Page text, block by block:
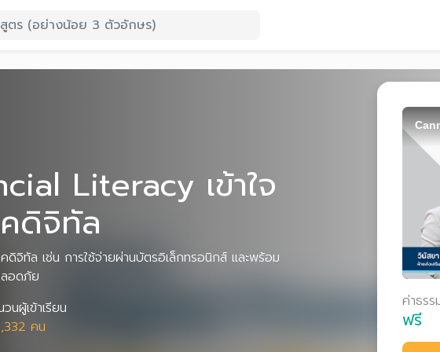
Literacy เข้าใจ
คดิจิทัล
คดิจิทัล เช่น การใช้จ่ายผ่านบัตรอิเล็กทรอนิกส์ และพร้อม
ลอดภัย
วนผู้เข้าเรียน
คน
ค่าธรร
ฟรี